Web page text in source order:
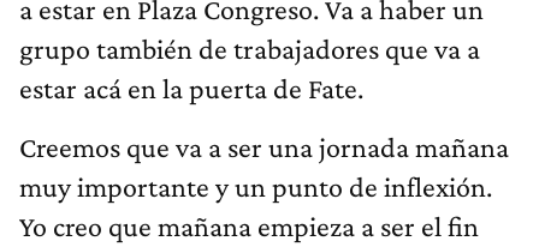
a estar en Plaza Congreso. Va a haber un
grupo también de trabajadores que va a
estar acá en la puerta de Fate.
Creemos que va a ser una jornada mañana
muy importante y un punto de inflexión.
Yo creo que mañana empieza a ser el fin